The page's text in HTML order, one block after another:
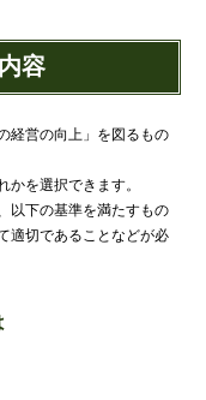
容
経営の向上」を図るもの
を選択できます。
以下の基準を満たすもの
適切であることなどが必